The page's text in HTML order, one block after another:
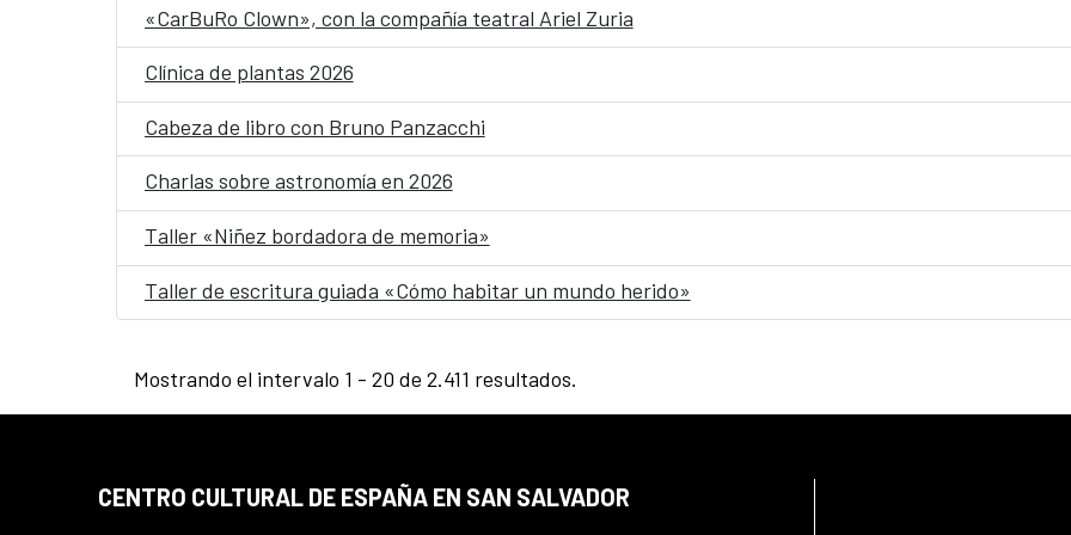
«CarBuRo Clown», con la compañía teatral Ariel Zuria
Clínica de plantas 2026
Cabeza de libro con Bruno Panzacchi
Charlas sobre astronomía en 2026
Taller «Niñez bordadora de memoria»
Taller de escritura guiada «Cómo habitar un mundo herido»
Mostrando el intervalo 1 - 20 de 2.411 resultados.
CENTRO CULTURAL DE ESPAÑA EN SAN SALVADOR